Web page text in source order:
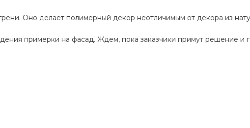
Оно делает полимерный декор неотличимым от декора из
примерки на фасад. Ждем, пока заказчики примут решение и